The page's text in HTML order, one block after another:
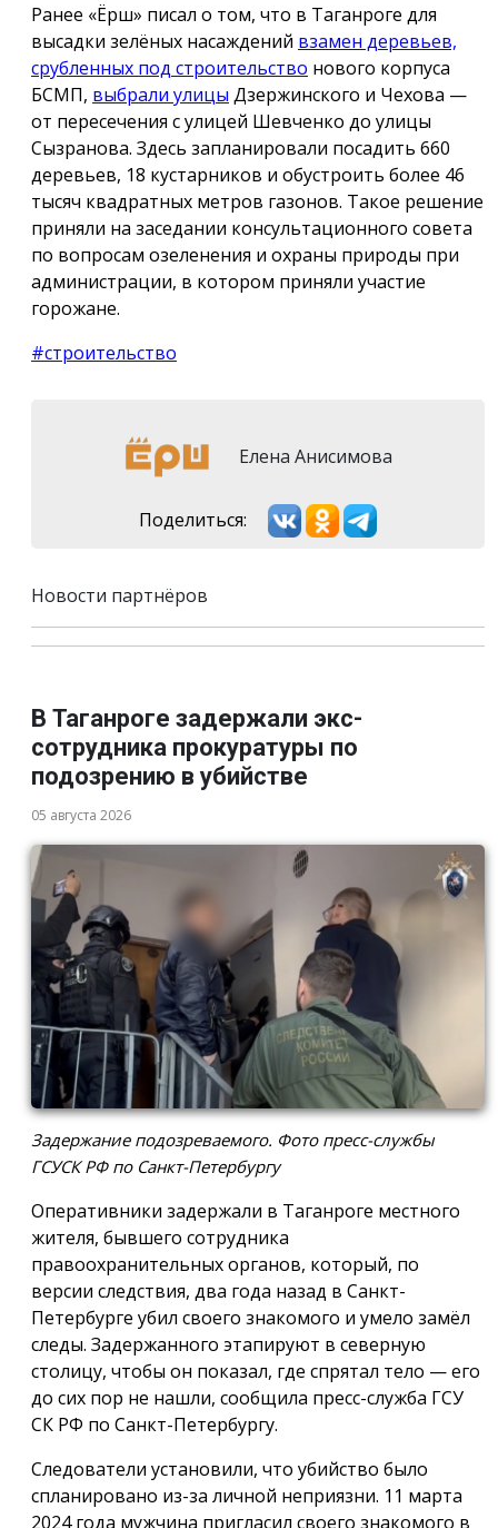
Ранее «Ёрш» писал о том, что в Таганроге для
высадки зелёных насаждений взамен деревьев,
срубленных под строительство нового корпуса
БСМП, выбрали улицы Дзержинского и Чехова —
от пересечения с улицей Шевченко до улицы
Сызранова. Здесь запланировали посадить 660
деревьев, 18 кустарников и обустроить более 46
тысяч квадратных метров газонов. Такое решение
приняли на заседании консультационного совета
по вопросам озеленения и охраны природы при
администрации, в котором приняли участие
горожане.
#строительство
Елена Анисимова
Поделиться:
Новости партнёров
В Таганроге задержали экс-
сотрудника прокуратуры по
подозрению в убийстве
05 августа 2026
Задержание подозреваемого. Фото пресс-службы
ГСУСК РФ по Санкт-Петербургу
Оперативники задержали в Таганроге местного
жителя, бывшего сотрудника
правоохранительных органов, который, по
версии следствия, два года назад в Санкт-
Петербурге убил своего знакомого и умело замёл
следы. Задержанного этапируют в северную
столицу, чтобы он показал, где спрятал тело — его
до сих пор не нашли, сообщила пресс-служба ГСУ
СК РФ по Санкт-Петербургу.
Следователи установили, что убийство было
спланировано из-за личной неприязни. 11 марта
2024 года мужчина пригласил своего знакомого в